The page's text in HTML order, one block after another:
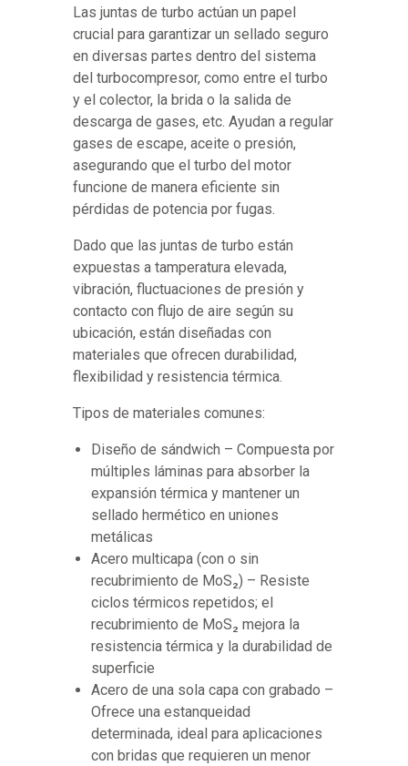
Las juntas de turbo actúan un papel
crucial para garantizar un sellado seguro
en diversas partes dentro del sistema
del turbocompresor, como entre el turbo
y el colector, la brida o la salida de
descarga de gases, etc. Ayudan a regular
gases de escape, aceite o presión,
asegurando que el turbo del motor
funcione de manera eficiente sin
pérdidas de potencia por fugas.
Dado que las juntas de turbo están
expuestas a tamperatura elevada,
vibración, fluctuaciones de presión y
contacto con flujo de aire según su
ubicación, están diseñadas con
materiales que ofrecen durabilidad,
flexibilidad y resistencia térmica.
Tipos de materiales comunes:
Diseño de sándwich – Compuesta por
múltiples láminas para absorber la
expansión térmica y mantener un
sellado hermético en uniones
metálicas
Acero multicapa (con o sin
recubrimiento de MoS₂) – Resiste
ciclos térmicos repetidos; el
recubrimiento de MoS₂ mejora la
resistencia térmica y la durabilidad de
superficie
Acero de una sola capa con grabado –
Ofrece una estanqueidad
determinada, ideal para aplicaciones
con bridas que requieren un menor